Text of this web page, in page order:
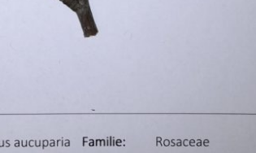
Vogelbeere